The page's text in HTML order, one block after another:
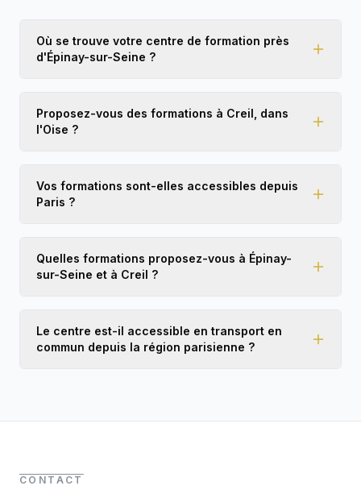
sérieuse et de qualité ! 🚖👏
Où se trouve votre centre de formation près
d'Épinay-sur-Seine ?
Proposez-vous des formations à Creil, dans
l'Oise ?
Vos formations sont-elles accessibles depuis
Paris ?
Quelles formations proposez-vous à Épinay-
sur-Seine et à Creil ?
Le centre est-il accessible en transport en
commun depuis la région parisienne ?
CONTACT